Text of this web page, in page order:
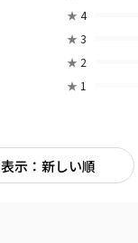
★ 4
★ 3
★ 2
★ 1
表示：新しい順